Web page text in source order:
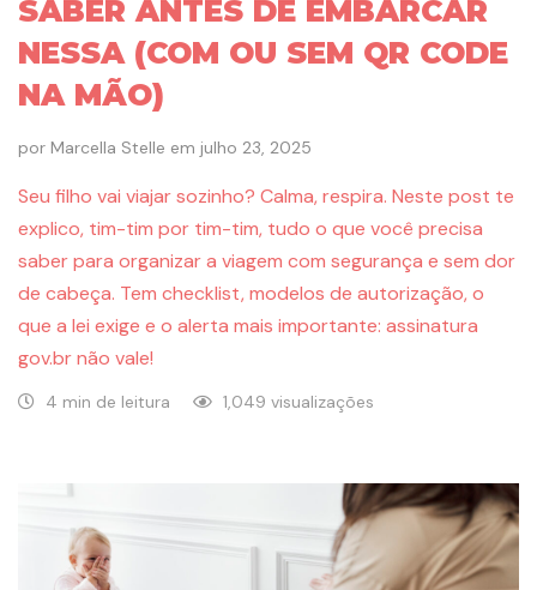
SABER ANTES DE EMBARCAR
NESSA (COM OU SEM QR CODE
NA MÃO)
por Marcella Stelle em julho 23, 2025
Seu filho vai viajar sozinho? Calma, respira. Neste post te
explico, tim-tim por tim-tim, tudo o que você precisa
saber para organizar a viagem com segurança e sem dor
de cabeça. Tem checklist, modelos de autorização, o
que a lei exige e o alerta mais importante: assinatura
gov.br não vale!
4 min de leitura 1,049 visualizações